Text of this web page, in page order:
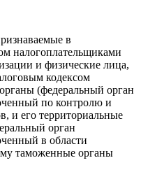
в
налогоплательщиками
и физические лица,
кодексом
(федеральный орган
по контролю и
и его территориальные
орган
в области
таможенные органы